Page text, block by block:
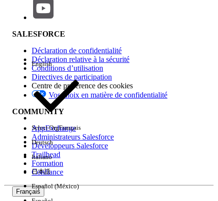
SALESFORCE
Déclaration de confidentialité
Déclaration relative à la sécurité
Conditions d’utilisation
Directives de participation
Centre de préférence des cookies
Vos choix en matière de confidentialité
COMMUNITY
AppExchange
Administrateurs Salesforce
Développeurs Salesforce
Trailhead
Formation
Confiance
Français
English
Select OrgFrançais
Deutsch
Italiano
日本語
Español (México)